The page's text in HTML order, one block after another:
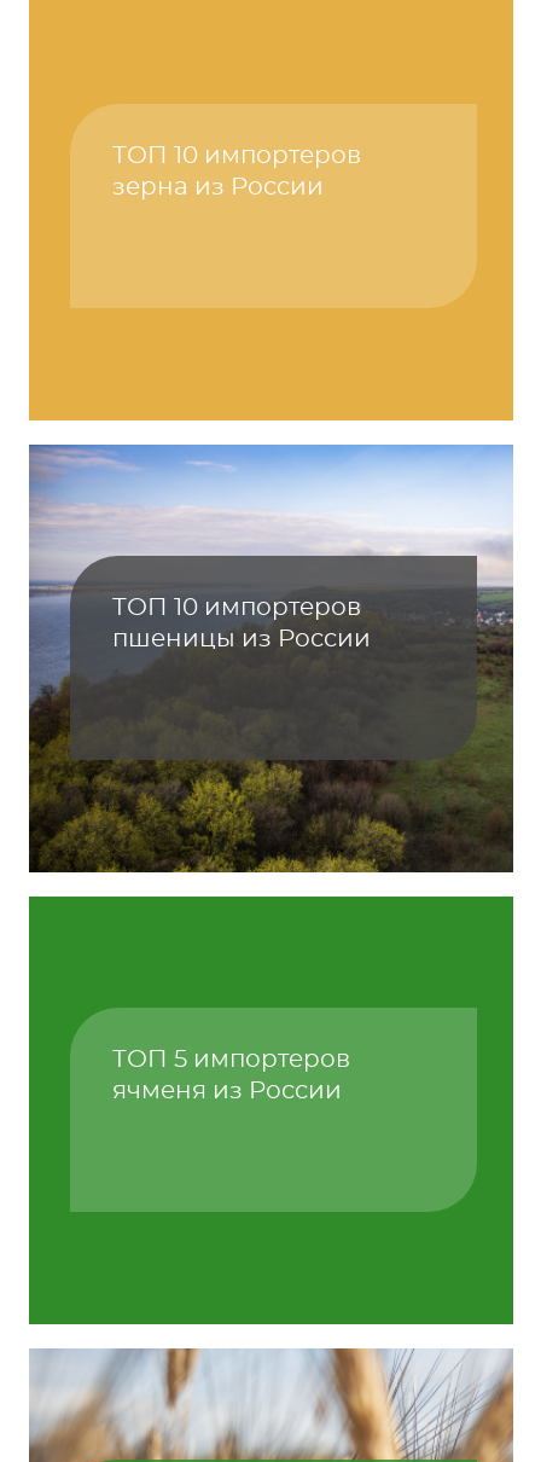
ТОП 10 импортеров
зерна из России
ТОП 10 импортеров
пшеницы из России
ТОП 5 импортеров
ячменя из России